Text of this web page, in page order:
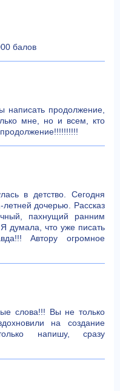
балов
написать продолжение,
мне, но и всем, кто
в детство. Сегодня
летней дочерью. Рассказ
пахнущий ранним
думала, что уже писать
Автору огромное
слова!!! Вы не только
на создание
напишу, сразу